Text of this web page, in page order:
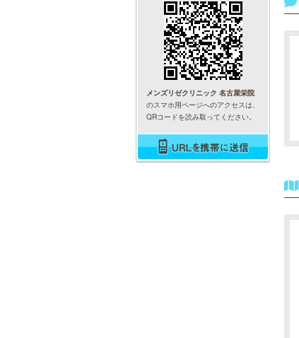
メンズリゼクリニック 名古屋栄院
のスマホ用ページへのアクセスは、
QRコードを読み取ってください。